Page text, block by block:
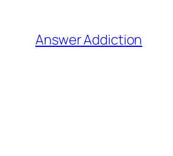
treści
Answer Addiction